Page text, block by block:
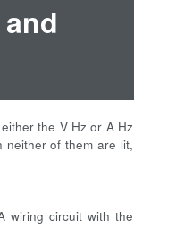
the V Hz or A Hz
neither of them are lit,
wiring circuit with the